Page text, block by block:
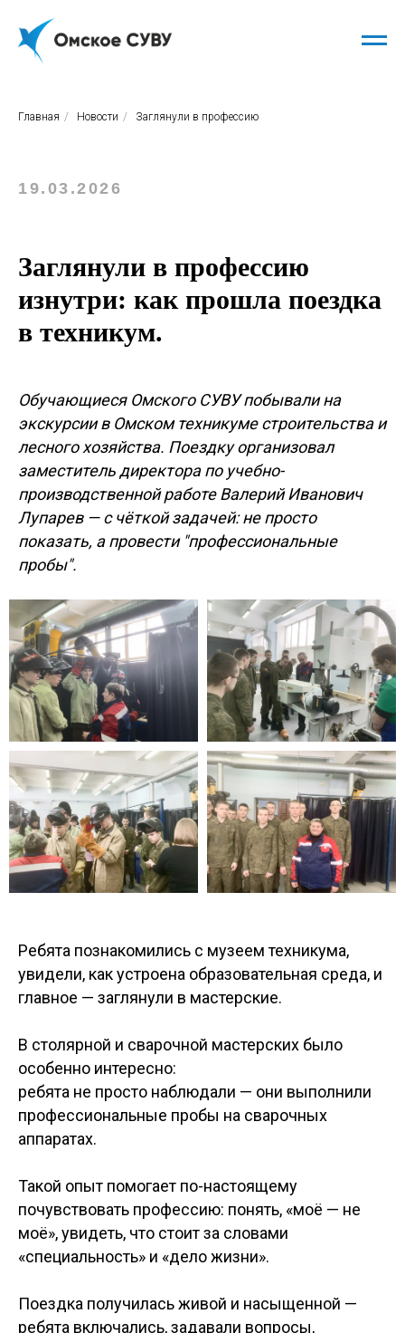
Главная / Новости / Заглянули в профессию
19.03.2026
Заглянули в профессию
изнутри: как прошла поездка
в техникум.
Обучающиеся Омского СУВУ побывали на
экскурсии в Омском техникуме строительства и
лесного хозяйства. Поездку организовал
заместитель директора по учебно-
производственной работе Валерий Иванович
Лупарев — с чёткой задачей: не просто
показать, а провести "профессиональные
пробы".
Ребята познакомились с музеем техникума,
увидели, как устроена образовательная среда, и
главное — заглянули в мастерские.
В столярной и сварочной мастерских было
особенно интересно:
ребята не просто наблюдали — они выполнили
профессиональные пробы на сварочных
аппаратах.
Такой опыт помогает по-настоящему
почувствовать профессию: понять, «моё — не
моё», увидеть, что стоит за словами
«специальность» и «дело жизни».
Поездка получилась живой и насыщенной —
ребята включались, задавали вопросы,